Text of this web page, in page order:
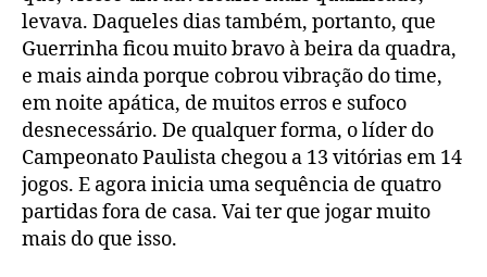
levava. Daqueles dias também, portanto, que
Guerrinha ficou muito bravo à beira da quadra,
e mais ainda porque cobrou vibração do time,
em noite apática, de muitos erros e sufoco
desnecessário. De qualquer forma, o líder do
Campeonato Paulista chegou a 13 vitórias em 14
jogos. E agora inicia uma sequência de quatro
partidas fora de casa. Vai ter que jogar muito
mais do que isso.